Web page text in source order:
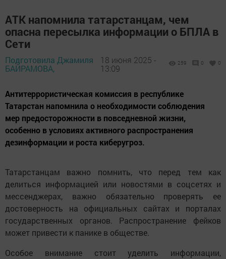
АТК напомнила татарстанцам, чем
опасна пересылка информации о БПЛА в
Сети
Подготовила Джамиля
БАЙРАМОВА,
18 июня 2025 -
13:09
259 0 0
Антитеррористическая комиссия в республике
Татарстан напомнила о необходимости соблюдения
мер предосторожности в повседневной жизни,
особенно в условиях активного распространения
дезинформации и роста киберугроз.
Татарстанцам важно помнить, что перед тем как
делиться информацией или новостями в соцсетях и
мессенджерах, важно обязательно проверять ее
достоверность на официальных сайтах и порталах
государственных органов. Распространение фейков
может привести к панике в обществе.
Особое внимание стоит уделить информации,